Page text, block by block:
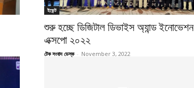
ইভেন্ট
শুরু হচ্ছে ডিজিটাল ডিভাইস অ্যান্ড ইনোভেশন
এক্সপো ২০২২
টেক সংবাদ ডেস্ক - November 3, 2022